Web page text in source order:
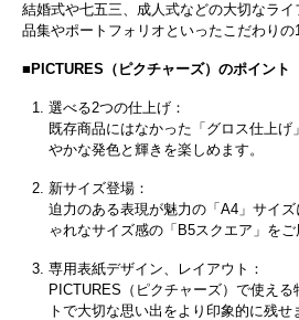
結婚式や七五三、成人式などの大切なラ
品集やポートフォリオといったこだわりの
■PICTURES（ピクチャーズ）のポイント
選べる2つの仕上げ：
既存商品にはなかった「グロス仕上
やかな発色と輝きを楽しめます。
新サイズ登場：
迫力のある表現が魅力の「A4」サイ
ゃれなサイズ感の「B5スクエア」をご
専用表紙デザイン、レイアウト：
PICTURES（ピクチャーズ）で使え
トで大切な思い出をより印象的に残